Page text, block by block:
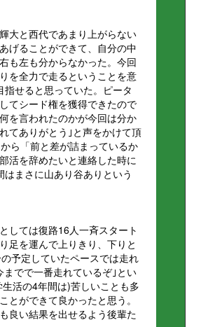
大と西代であまり上がらない
げることができて、自分の中
も左も分からなかった。今回
を全力で走るということを意
せると思っていた。ピータ
てシード権を獲得できたので
を言われたのかが今回は分か
てありがとう｣と声をかけて頂
ら「前と差が詰まっているか
活を辞めたいと連絡した時に
まさに山あり谷ありという
しては復路16人一斉スタート
足を運んで上りきり、下りと
予定していたペースでは走れ
でで一番走れているぞ｣とい
活の4年間は)苦しいことも多
ができて良かったと思う。
良い結果を出せるよう後輩た